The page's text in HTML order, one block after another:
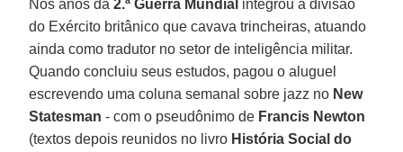
Nos anos da 2.ª Guerra Mundial integrou a divisão
do Exército britânico que cavava trincheiras, atuando
ainda como tradutor no setor de inteligência militar.
Quando concluiu seus estudos, pagou o aluguel
escrevendo uma coluna semanal sobre jazz no New
Statesman - com o pseudônimo de Francis Newton
(textos depois reunidos no livro História Social do